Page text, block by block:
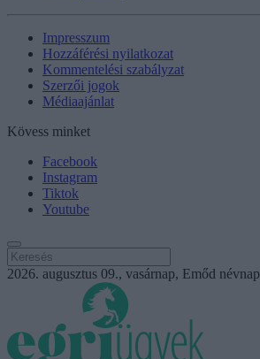
Impresszum
Hozzáférési nyilatkozat
Kommentelési szabályzat
Szerzői jogok
Médiaajánlat
Kövess minket
Facebook
Instagram
Tiktok
Youtube
2026. augusztus 09., vasárnap, Emőd névnap